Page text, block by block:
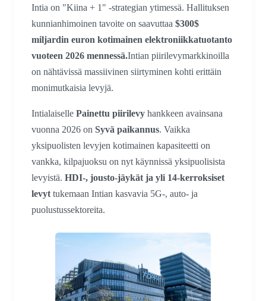
Intia on "Kiina + 1" -strategian ytimessä. Hallituksen
kunnianhimoinen tavoite on saavuttaa $300$
miljardin euron kotimainen elektroniikkatuotanto
vuoteen 2026 mennessä.Intian piirilevymarkkinoilla
on nähtävissä massiivinen siirtyminen kohti erittäin
monimutkaisia levyjä.
Intialaiselle Painettu piirilevy hankkeen avainsana
vuonna 2026 on Syvä paikannus. Vaikka
yksipuolisten levyjen kotimainen kapasiteetti on
vankka, kilpajuoksu on nyt käynnissä yksipuolisista
levyistä. HDI-, jousto-jäykät ja yli 14-kerroksiset
levyttukemaan Intian kasvavia 5G-, auto- ja
puolustussektoreita.